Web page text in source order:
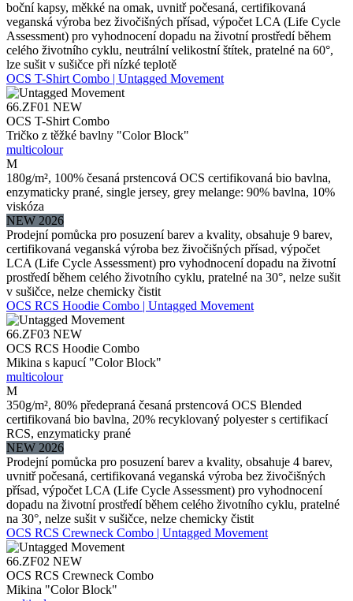
boční kapsy, měkké na omak, uvnitř počesaná, certifikovaná
veganská výroba bez živočišných přísad, výpočet LCA (Life Cycle
Assessment) pro vyhodnocení dopadu na životní prostředí během
celého životního cyklu, neutrální velikostní štítek, pratelné na 60°,
lze sušit v sušičce při nízké teplotě
OCS T-Shirt Combo | Untagged Movement
66.ZF01 NEW
OCS T-Shirt Combo
Tričko z těžké bavlny "Color Block"
multicolour
M
180g/m², 100% česaná prstencová OCS certifikovaná bio bavlna,
enzymaticky prané, single jersey, grey melange: 90% bavlna, 10%
viskóza
NEW 2026
Prodejní pomůcka pro posuzení barev a kvality, obsahuje 9 barev,
certifikovaná veganská výroba bez živočišných přísad, výpočet
LCA (Life Cycle Assessment) pro vyhodnocení dopadu na životní
prostředí během celého životního cyklu, pratelné na 30°, nelze sušit
v sušičce, nelze chemicky čistit
OCS RCS Hoodie Combo | Untagged Movement
66.ZF03 NEW
OCS RCS Hoodie Combo
Mikina s kapucí "Color Block"
multicolour
M
350g/m², 80% předepraná česaná prstencová OCS Blended
certifikovaná bio bavlna, 20% recyklovaný polyester s certifikací
RCS, enzymaticky prané
NEW 2026
Prodejní pomůcka pro posuzení barev a kvality, obsahuje 4 barev,
uvnitř počesaná, certifikovaná veganská výroba bez živočišných
přísad, výpočet LCA (Life Cycle Assessment) pro vyhodnocení
dopadu na životní prostředí během celého životního cyklu, pratelné
na 30°, nelze sušit v sušičce, nelze chemicky čistit
OCS RCS Crewneck Combo | Untagged Movement
66.ZF02 NEW
OCS RCS Crewneck Combo
Mikina "Color Block"